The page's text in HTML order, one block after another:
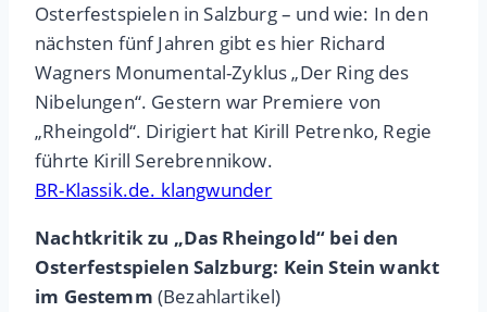
Osterfestspielen in Salzburg – und wie: In den
nächsten fünf Jahren gibt es hier Richard
Wagners Monumental-Zyklus „Der Ring des
Nibelungen“. Gestern war Premiere von
„Rheingold“. Dirigiert hat Kirill Petrenko, Regie
führte Kirill Serebrennikow.
BR-Klassik.de. klangwunder
Nachtkritik zu „Das Rheingold“ bei den
Osterfestspielen Salzburg: Kein Stein wankt
im Gestemm (Bezahlartikel)